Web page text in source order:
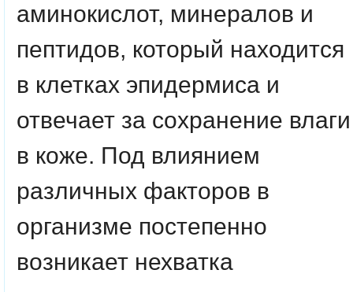
аминокислот, минералов и
пептидов, который находится
в клетках эпидермиса и
отвечает за сохранение влаги
в коже. Под влиянием
различных факторов в
организме постепенно
возникает нехватка